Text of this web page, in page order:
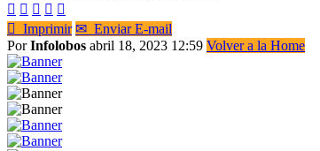
    
 Imprimir ✉ Enviar E-mail
PorInfolobos abril 18, 2023 12:59 Volver a la Home